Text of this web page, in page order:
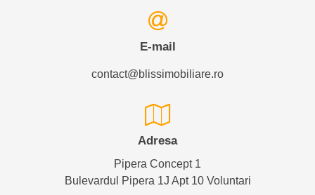
E-mail
contact@blissimobiliare.ro
Adresa
Pipera Concept 1
Bulevardul Pipera 1J Apt 10 Voluntari